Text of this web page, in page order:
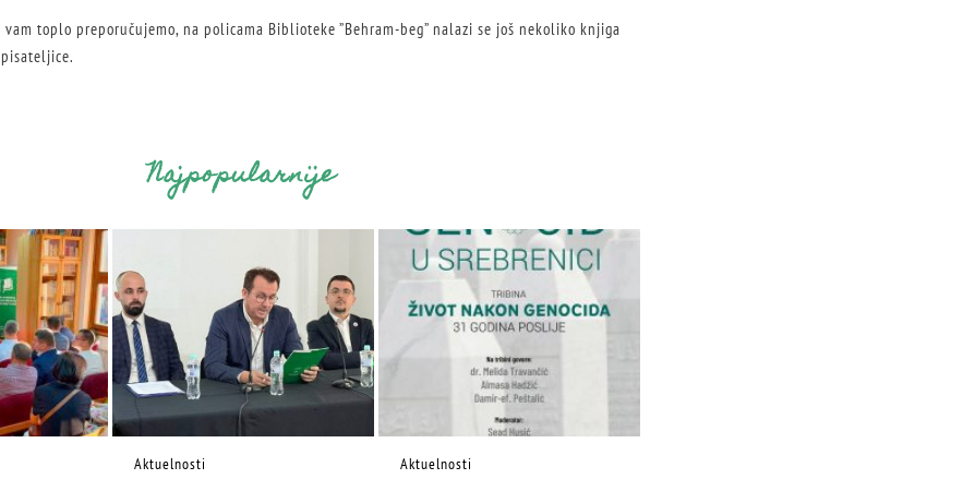
vam toplo preporučujemo, na policama Biblioteke ”Behram-beg” nalazi se još nekoliko knjiga
Najpopularnije
Aktuelnosti Aktuelnosti